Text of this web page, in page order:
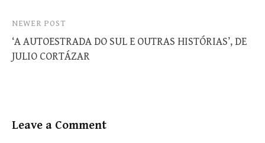
NEWER POST
‘A AUTOESTRADA DO SUL E OUTRAS HISTÓRIAS’, DE
JULIO CORTÁZAR
Leave a Comment